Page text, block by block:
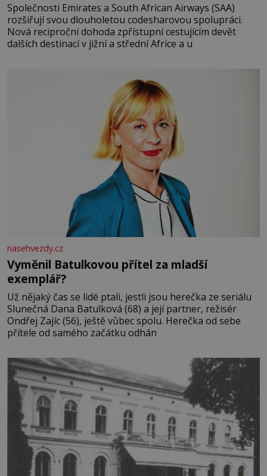
Společnosti Emirates a South African Airways (SAA)
rozšiřují svou dlouholetou codesharovou spolupráci.
Nová reciproční dohoda zpřístupní cestujícím devět
dalších destinací v jižní a střední Africe a u
nasehvezdy.cz
Vyměnil Batulkovou přítel za mladší
exemplář?
Už nějaký čas se lidé ptali, jestli jsou herečka ze seriálu
Slunečná Dana Batulková (68) a její partner, režisér
Ondřej Zajíc (56), ještě vůbec spolu. Herečka od sebe
přítele od samého začátku odhán